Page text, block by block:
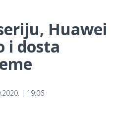
Huawei
i dosta
| 19:06